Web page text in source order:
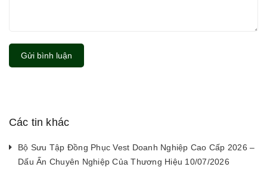
Gửi bình luận
Các tin khác
Bộ Sưu Tập Đồng Phục Vest Doanh Nghiệp Cao Cấp 2026 –
Dấu Ấn Chuyên Nghiệp Của Thương Hiệu 10/07/2026